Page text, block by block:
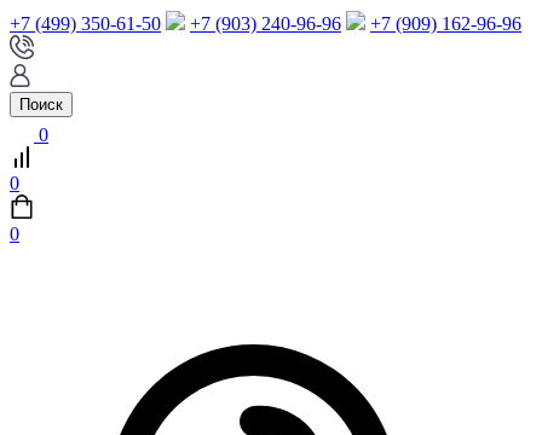
+7 (499) 350-61-50 +7 (903) 240-96-96 +7 (909) 162-96-96
Поиск
0
0
0